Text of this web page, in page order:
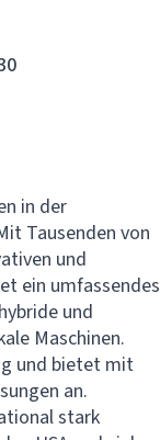
in der
Tausenden von
und
ein umfassendes
und
Maschinen.
und bietet mit
an.
stark